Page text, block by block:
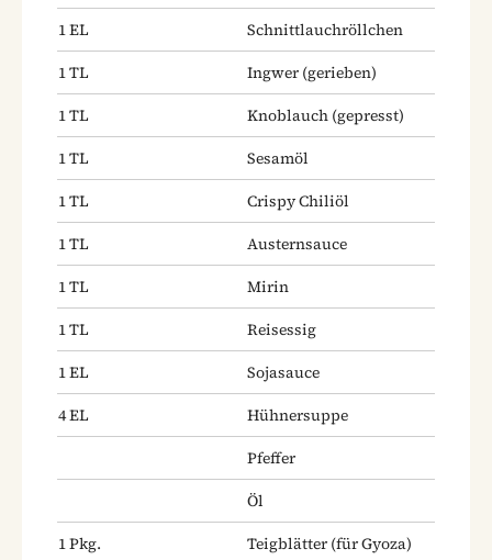
1EL
Schnittlauchröllchen
1TL Ingwer (gerieben)
1TL Knoblauch (gepresst)
1TL
Sesamöl
1TL
Crispy Chiliöl
1TL
Austernsauce
1TL
Mirin
1TL
Reisessig
1EL
Sojasauce
4EL
Hühnersuppe
Pfeffer
Öl
1Pkg. Teigblätter (für Gyoza)